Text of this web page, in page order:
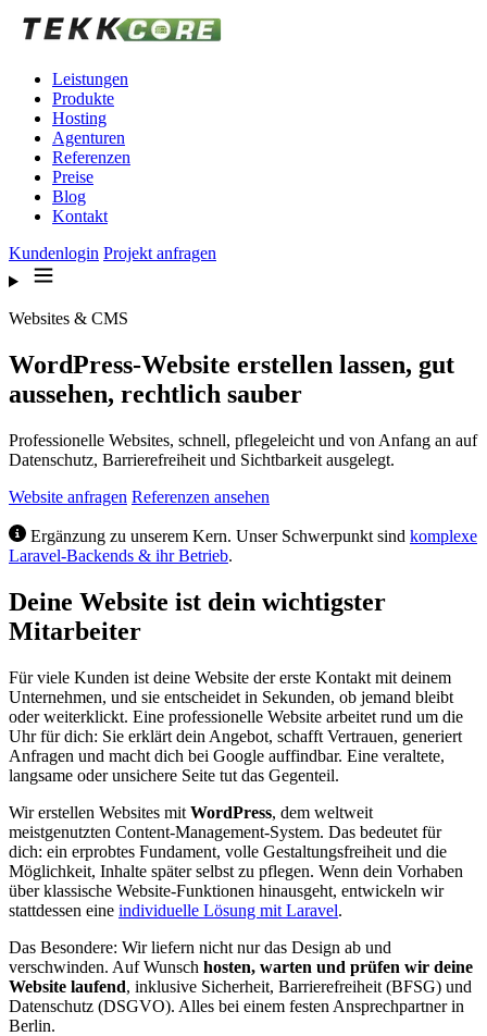
Zum Inhalt springen
Leistungen
Produkte
Hosting
Agenturen
Referenzen
Preise
Blog
Kontakt
Kundenlogin Projekt anfragen
Websites & CMS
WordPress-Website erstellen lassen, gut
aussehen, rechtlich sauber
Professionelle Websites, schnell, pflegeleicht und von Anfang an auf
Datenschutz, Barrierefreiheit und Sichtbarkeit ausgelegt.
Website anfragen Referenzen ansehen
Ergänzung zu unserem Kern. Unser Schwerpunkt sind komplexe
Laravel-Backends & ihr Betrieb.
Deine Website ist dein wichtigster
Mitarbeiter
Für viele Kunden ist deine Website der erste Kontakt mit deinem
Unternehmen, und sie entscheidet in Sekunden, ob jemand bleibt
oder weiterklickt. Eine professionelle Website arbeitet rund um die
Uhr für dich: Sie erklärt dein Angebot, schafft Vertrauen, generiert
Anfragen und macht dich bei Google auffindbar. Eine veraltete,
langsame oder unsichere Seite tut das Gegenteil.
Wir erstellen Websites mit WordPress, dem weltweit
meistgenutzten Content-Management-System. Das bedeutet für
dich: ein erprobtes Fundament, volle Gestaltungsfreiheit und die
Möglichkeit, Inhalte später selbst zu pflegen. Wenn dein Vorhaben
über klassische Website-Funktionen hinausgeht, entwickeln wir
stattdessen eine individuelle Lösung mit Laravel.
Das Besondere: Wir liefern nicht nur das Design ab und
verschwinden. Auf Wunsch hosten, warten und prüfen wir deine
Website laufend, inklusive Sicherheit, Barrierefreiheit (BFSG) und
Datenschutz (DSGVO). Alles bei einem festen Ansprechpartner in
Berlin.